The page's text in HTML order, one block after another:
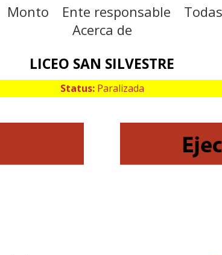
Monto Ente responsable
Acerca de
LICEO SAN SILVESTRE
Status: Paralizada